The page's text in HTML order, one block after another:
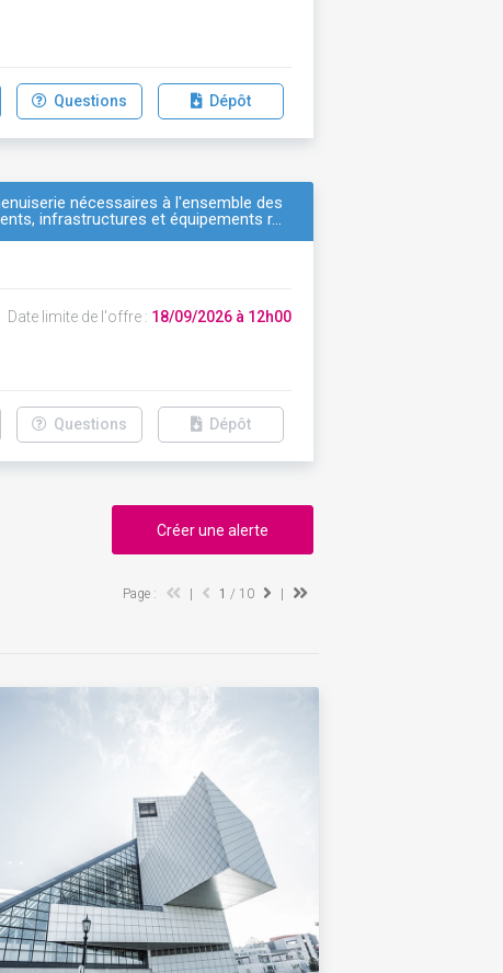
Questions Dépôt
nécessaires à l'ensemble des
infrastructures et équipements r…
Date limite de l'offre : 18/09/2026 à 12h00
Questions Dépôt
Créer une alerte
Page : 1 / 10